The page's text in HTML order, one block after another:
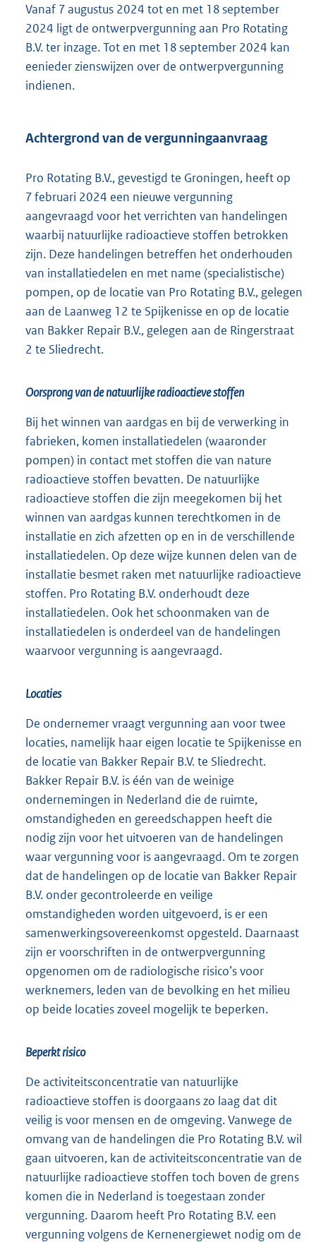
:
1
8
3
K
Vanaf 7 augustus 2024 tot en met 18 september
2024 ligt de ontwerpvergunning aan Pro Rotating
B.V. ter inzage. Tot en met 18 september 2024 kan
eenieder zienswijzen over de ontwerpvergunning
indienen.
Achtergrond van de vergunningaanvraag
Pro Rotating B.V., gevestigd te Groningen, heeft op
7 februari 2024 een nieuwe vergunning
aangevraagd voor het verrichten van handelingen
waarbij natuurlijke radioactieve stoffen betrokken
zijn. Deze handelingen betreffen het onderhouden
van installatiedelen en met name (specialistische)
pompen, op de locatie van Pro Rotating B.V., gelegen
aan de Laanweg 12 te Spijkenisse en op de locatie
van Bakker Repair B.V., gelegen aan de Ringerstraat
2 te Sliedrecht.
Oorsprong van de natuurlijke radioactieve stoffen
Bij het winnen van aardgas en bij de verwerking in
fabrieken, komen installatiedelen (waaronder
pompen) in contact met stoffen die van nature
radioactieve stoffen bevatten. De natuurlijke
radioactieve stoffen die zijn meegekomen bij het
winnen van aardgas kunnen terechtkomen in de
installatie en zich afzetten op en in de verschillende
installatiedelen. Op deze wijze kunnen delen van de
installatie besmet raken met natuurlijke radioactieve
stoffen. Pro Rotating B.V. onderhoudt deze
installatiedelen. Ook het schoonmaken van de
installatiedelen is onderdeel van de handelingen
waarvoor vergunning is aangevraagd.
Locaties
De ondernemer vraagt vergunning aan voor twee
locaties, namelijk haar eigen locatie te Spijkenisse en
de locatie van Bakker Repair B.V. te Sliedrecht.
Bakker Repair B.V. is één van de weinige
ondernemingen in Nederland die de ruimte,
omstandigheden en gereedschappen heeft die
nodig zijn voor het uitvoeren van de handelingen
waar vergunning voor is aangevraagd. Om te zorgen
dat de handelingen op de locatie van Bakker Repair
B.V. onder gecontroleerde en veilige
omstandigheden worden uitgevoerd, is er een
samenwerkingsovereenkomst opgesteld. Daarnaast
zijn er voorschriften in de ontwerpvergunning
opgenomen om de radiologische risico’s voor
werknemers, leden van de bevolking en het milieu
op beide locaties zoveel mogelijk te beperken.
Beperkt risico
De activiteitsconcentratie van natuurlijke
radioactieve stoffen is doorgaans zo laag dat dit
veilig is voor mensen en de omgeving. Vanwege de
omvang van de handelingen die Pro Rotating B.V. wil
gaan uitvoeren, kan de activiteitsconcentratie van de
natuurlijke radioactieve stoffen toch boven de grens
komen die in Nederland is toegestaan zonder
vergunning. Daarom heeft Pro Rotating B.V. een
vergunning volgens de Kernenergiewet nodig om de